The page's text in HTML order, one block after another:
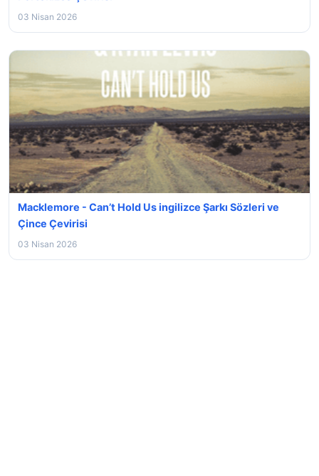
03 Nisan 2026
Macklemore - Can’t Hold Us ingilizce Şarkı Sözleri ve
Çince Çevirisi
03 Nisan 2026